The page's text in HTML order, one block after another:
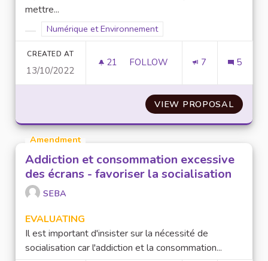
mettre...
Filter results for category:
Filter results for scope: Numérique et Environnement
Numérique et Environnement
CREATED AT
13/10/2022
21 21 FOLLOWERS
FOLLOW 7 5
VIEW PROPOSAL
Amendment
Addiction et consommation excessive
des écrans - favoriser la socialisation
SEBA
EVALUATING
Il est important d'insister sur la nécessité de
socialisation car l'addiction et la consommation...